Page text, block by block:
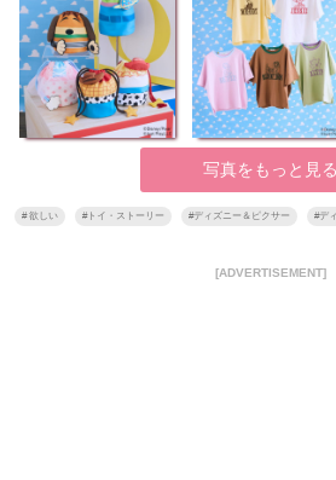
写真をもっと見る
#欲しい #トイ・ストーリー #ディズニー＆ピクサー #デ
[ADVERTISEMENT]